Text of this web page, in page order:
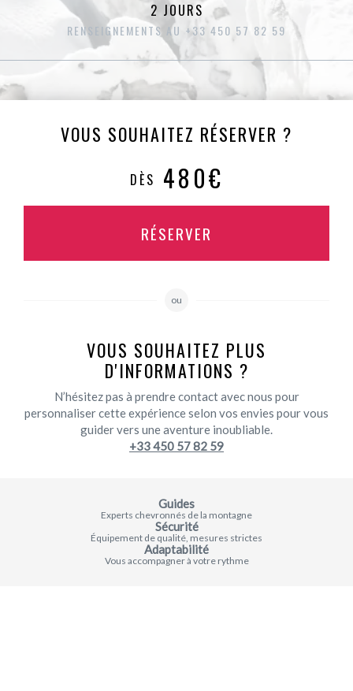
2 JOURS
RENSEIGNEMENTS AU +33 450 57 82 59
VOUS SOUHAITEZ RÉSERVER ?
DÈS 480€
RÉSERVER
ou
VOUS SOUHAITEZ PLUS
D'INFORMATIONS ?
N’hésitez pas à prendre contact avec nous pour
personnaliser cette expérience selon vos envies pour vous
guider vers une aventure inoubliable.
+33 450 57 82 59
Guides
Experts chevronnés de la montagne
Sécurité
Équipement de qualité, mesures strictes
Adaptabilité
Vous accompagner à votre rythme